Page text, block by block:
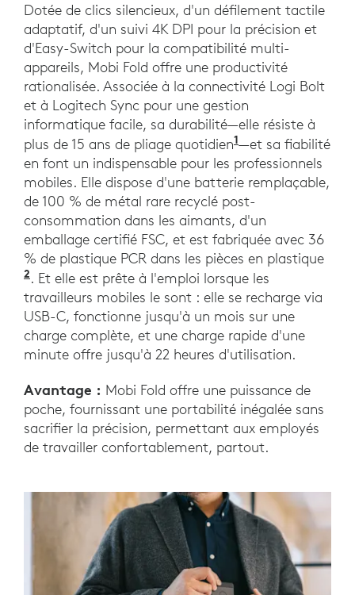
Dotée de clics silencieux, d'un défilement tactile
adaptatif, d'un suivi 4K DPI pour la précision et
d'Easy-Switch pour la compatibilité multi-
appareils, Mobi Fold offre une productivité
rationalisée. Associée à la connectivité Logi Bolt
et à Logitech Sync pour une gestion
informatique facile, sa durabilité—elle résiste à
plus de 15 ans de pliage quotidien1—et sa fiabilité
en font un indispensable pour les professionnels
mobiles. Elle dispose d'une batterie remplaçable,
de 100 % de métal rare recyclé post-
consommation dans les aimants, d'un
emballage certifié FSC, et est fabriquée avec 36
% de plastique PCR dans les pièces en plastique
2. Et elle est prête à l'emploi lorsque les
travailleurs mobiles le sont : elle se recharge via
USB-C, fonctionne jusqu'à un mois sur une
charge complète, et une charge rapide d'une
minute offre jusqu'à 22 heures d'utilisation.
Avantage : Mobi Fold offre une puissance de
poche, fournissant une portabilité inégalée sans
sacrifier la précision, permettant aux employés
de travailler confortablement, partout.